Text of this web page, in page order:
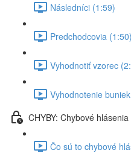
Následníci (1:59)
Predchodcovia (1:50)
Vyhodnotiť vzorec
Vyhodnotenie
CHYBY: Chybové hlásenia
Čo sú to chybové